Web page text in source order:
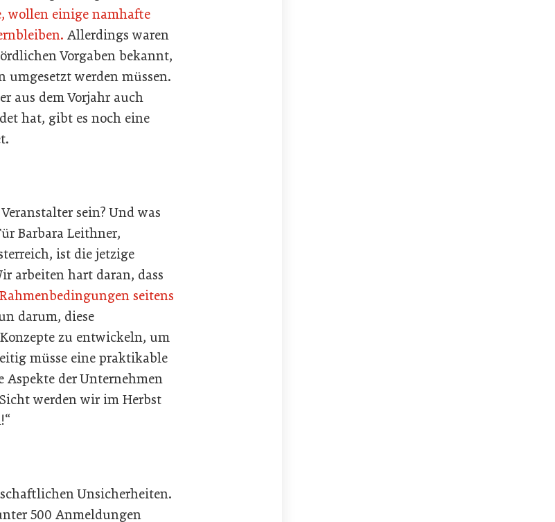
wollen einige namhafte
Allerdings waren
Vorgaben bekannt,
umgesetzt werden müssen.
aus dem Vorjahr auch
hat, gibt es noch eine
sein? Und was
Barbara Leithner,
ist die jetzige
arbeiten hart daran, dass
Rahmenbedingungen seitens
darum, diese
zu entwickeln, um
müsse eine praktikable
der Unternehmen
werden wir im Herbst
Unsicherheiten.
500 Anmeldungen